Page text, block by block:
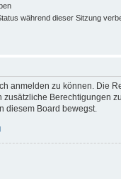
während dieser Sitzung
anmelden zu können. Die
Berechtigungen
diesem Board bewegst.